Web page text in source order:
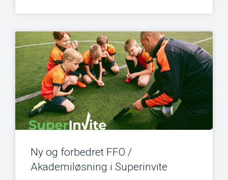
Ny og forbedret FFO /
Akademiløsning i Superinvite